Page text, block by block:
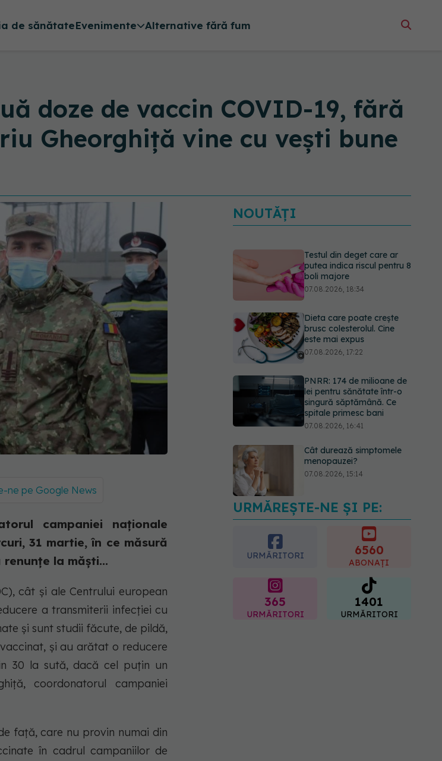
de sănătateEvenimente Alternative fără fum
doze de vaccin COVID-19, fără
Gheorghiță vine cu vești bune
ne pe Google News
campaniei naționale
31 martie, în ce măsură
la măști...
cât și ale Centrului european
a transmiterii infecției cu
și sunt studii făcute, de pildă,
și au arătat o reducere
30 la sută, dacă cel puțin un
coordonatorul campaniei
față, care nu provin numai din
în cadrul campaniilor de
NOUTĂȚI
Testul din deget care ar
putea indica riscul pentru 8
boli majore
07.08.2026, 18:34
Dieta care poate crește
brusc colesterolul. Cine
este mai expus
07.08.2026, 17:22
PNRR: 174 de milioane de
lei pentru sănătate într-o
singură săptămână. Ce
spitale primesc bani
07.08.2026, 16:41
Cât durează simptomele
menopauzei?
07.08.2026, 15:14
EXCLUSIV Cancerele
care pot fi prevenite. Dr.
(SANADOR): Au metode
URMĂREȘTE-NE ȘI PE:
URMĂRITORI 6560
ABONAȚI
365
URMĂRITORI
1401
URMĂRITORI